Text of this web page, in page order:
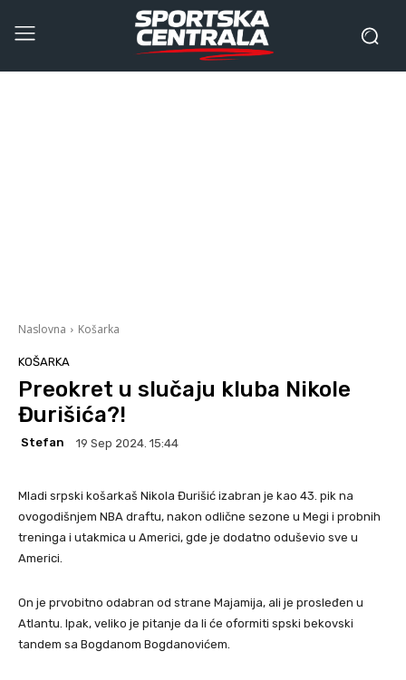
Naslovna Košarka
KOŠARKA
Preokret u slučaju kluba Nikole
Đurišića?!
Stefan 19 Sep 2024. 15:44
Mladi srpski košarkaš Nikola Đurišić izabran je kao 43. pik na
ovogodišnjem NBA draftu, nakon odlične sezone u Megi i probnih
treninga i utakmica u Americi, gde je dodatno oduševio sve u
Americi.
On je prvobitno odabran od strane Majamija, ali je prosleđen u
Atlantu. Ipak, veliko je pitanje da li će oformiti spski bekovski
tandem sa Bogdanom Bogdanovićem.